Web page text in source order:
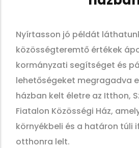
Nyírtasson jó példát
közösségteremtő értékek
kormányzati segítséget és
lehetőségeket megragadva
házban kelt életre az Itthon,
Fiatalon Közösségi Ház,
környékbeli és a határon túli
otthonra lelt.